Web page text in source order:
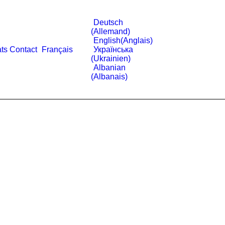
Contact Français
Deutsch
(Allemand)
English(Anglais)
Українська
(Ukrainien)
Albanian
(Albanais)